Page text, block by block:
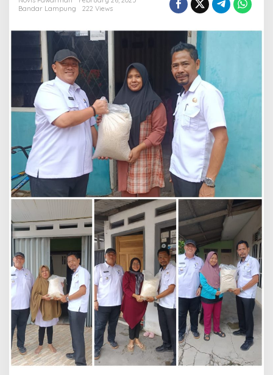
a
a
d
a
r
m
p
u
n
g
B
e
r
B
a
n
t
u
a
n
B
e
r
n
t
u
Bandar Lampung
222 Views